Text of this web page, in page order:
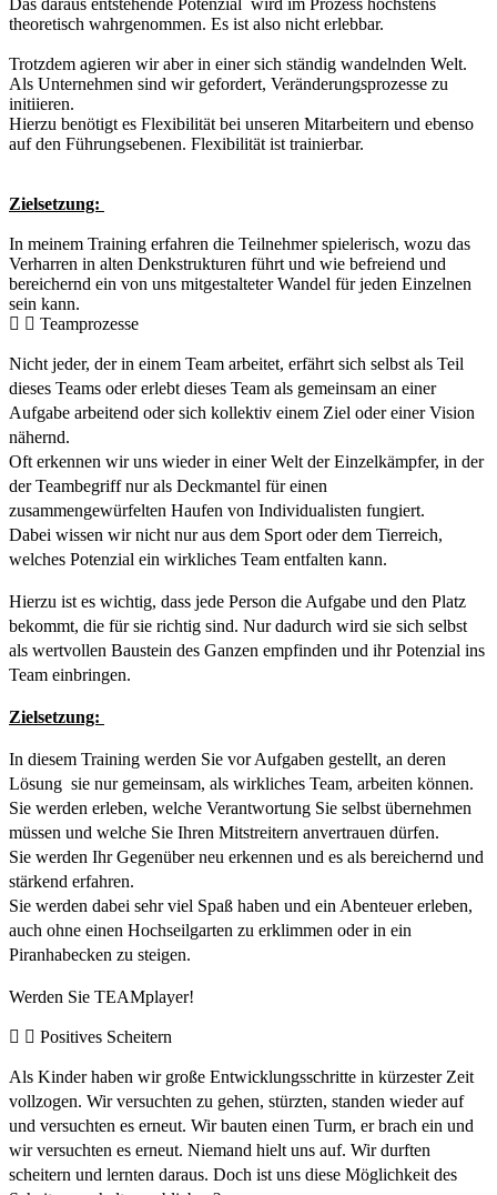
theoretisch wahrgenommen. Es ist also nicht erlebbar.
Trotzdem agieren wir aber in einer sich ständig wandelnden Welt.
Als Unternehmen sind wir gefordert, Veränderungsprozesse zu
initiieren.
Hierzu benötigt es Flexibilität bei unseren Mitarbeitern und ebenso
auf den Führungsebenen. Flexibilität ist trainierbar.
Zielsetzung:
In meinem Training erfahren die Teilnehmer spielerisch, wozu das
Verharren in alten Denkstrukturen führt und wie befreiend und
bereichernd ein von uns mitgestalteter Wandel für jeden Einzelnen
sein kann.
Teamprozesse
Nicht jeder, der in einem Team arbeitet, erfährt sich selbst als Teil
dieses Teams oder erlebt dieses Team als gemeinsam an einer
Aufgabe arbeitend oder sich kollektiv einem Ziel oder einer Vision
nähernd.
Oft erkennen wir uns wieder in einer Welt der Einzelkämpfer, in der
der Teambegriff nur als Deckmantel für einen
zusammengewürfelten Haufen von Individualisten fungiert.
Dabei wissen wir nicht nur aus dem Sport oder dem Tierreich,
welches Potenzial ein wirkliches Team entfalten kann.
Hierzu ist es wichtig, dass jede Person die Aufgabe und den Platz
bekommt, die für sie richtig sind. Nur dadurch wird sie sich selbst
als wertvollen Baustein des Ganzen empfinden und ihr Potenzial ins
Team einbringen.
Zielsetzung:
In diesem Training werden Sie vor Aufgaben gestellt, an deren
Lösung sie nur gemeinsam, als wirkliches Team, arbeiten können.
Sie werden erleben, welche Verantwortung Sie selbst übernehmen
müssen und welche Sie Ihren Mitstreitern anvertrauen dürfen.
Sie werden Ihr Gegenüber neu erkennen und es als bereichernd und
stärkend erfahren.
Sie werden dabei sehr viel Spaß haben und ein Abenteuer erleben,
auch ohne einen Hochseilgarten zu erklimmen oder in ein
Piranhabecken zu steigen.
Werden Sie TEAMplayer!
Positives Scheitern
Als Kinder haben wir große Entwicklungsschritte in kürzester Zeit
vollzogen. Wir versuchten zu gehen, stürzten, standen wieder auf
und versuchten es erneut. Wir bauten einen Turm, er brach ein und
wir versuchten es erneut. Niemand hielt uns auf. Wir durften
scheitern und lernten daraus. Doch ist uns diese Möglichkeit des